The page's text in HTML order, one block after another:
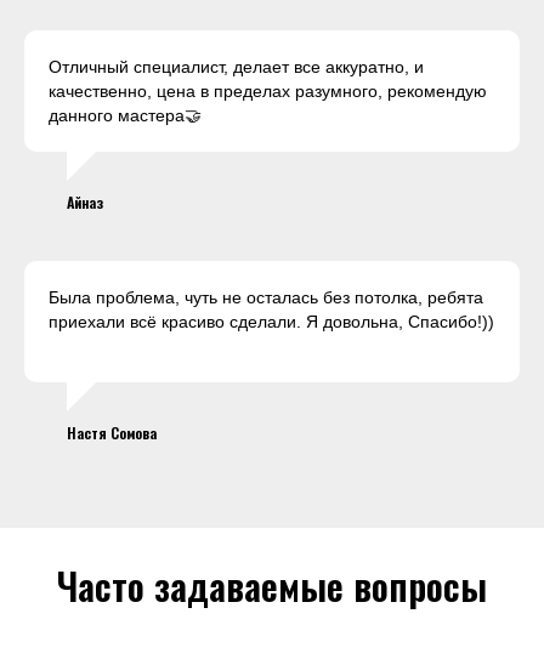
Отличный специалист, делает все аккуратно, и
качественно, цена в пределах разумного, рекомендую
данного мастера🤝
Айназ
Была проблема, чуть не осталась без потолка, ребята
приехали всё красиво сделали. Я довольна, Спасибо!))
Настя Сомова
Часто задаваемые вопросы